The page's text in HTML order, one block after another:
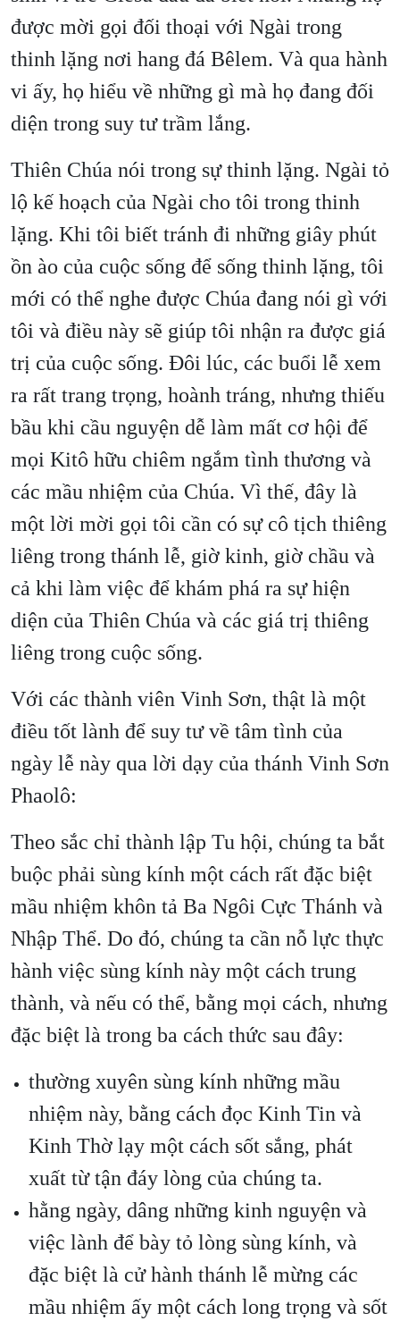
được mời gọi đối thoại với Ngài trong
thinh lặng nơi hang đá Bêlem. Và qua hành
vi ấy, họ hiểu về những gì mà họ đang đối
diện trong suy tư trầm lắng.
Thiên Chúa nói trong sự thinh lặng. Ngài tỏ
lộ kế hoạch của Ngài cho tôi trong thinh
lặng. Khi tôi biết tránh đi những giây phút
ồn ào của cuộc sống để sống thinh lặng, tôi
mới có thể nghe được Chúa đang nói gì với
tôi và điều này sẽ giúp tôi nhận ra được giá
trị của cuộc sống. Đôi lúc, các buổi lễ xem
ra rất trang trọng, hoành tráng, nhưng thiếu
bầu khi cầu nguyện dễ làm mất cơ hội để
mọi Kitô hữu chiêm ngắm tình thương và
các mầu nhiệm của Chúa. Vì thế, đây là
một lời mời gọi tôi cần có sự cô tịch thiêng
liêng trong thánh lễ, giờ kinh, giờ chầu và
cả khi làm việc để khám phá ra sự hiện
diện của Thiên Chúa và các giá trị thiêng
liêng trong cuộc sống.
Với các thành viên Vinh Sơn, thật là một
điều tốt lành để suy tư về tâm tình của
ngày lễ này qua lời dạy của thánh Vinh Sơn
Phaolô:
Theo sắc chỉ thành lập Tu hội, chúng ta bắt
buộc phải sùng kính một cách rất đặc biệt
mầu nhiệm khôn tả Ba Ngôi Cực Thánh và
Nhập Thể. Do đó, chúng ta cần nỗ lực thực
hành việc sùng kính này một cách trung
thành, và nếu có thể, bằng mọi cách, nhưng
đặc biệt là trong ba cách thức sau đây:
thường xuyên sùng kính những mầu
nhiệm này, bằng cách đọc Kinh Tin và
Kinh Thờ lạy một cách sốt sắng, phát
xuất từ tận đáy lòng của chúng ta.
hằng ngày, dâng những kinh nguyện và
việc lành để bày tỏ lòng sùng kính, và
đặc biệt là cử hành thánh lễ mừng các
mầu nhiệm ấy một cách long trọng và sốt